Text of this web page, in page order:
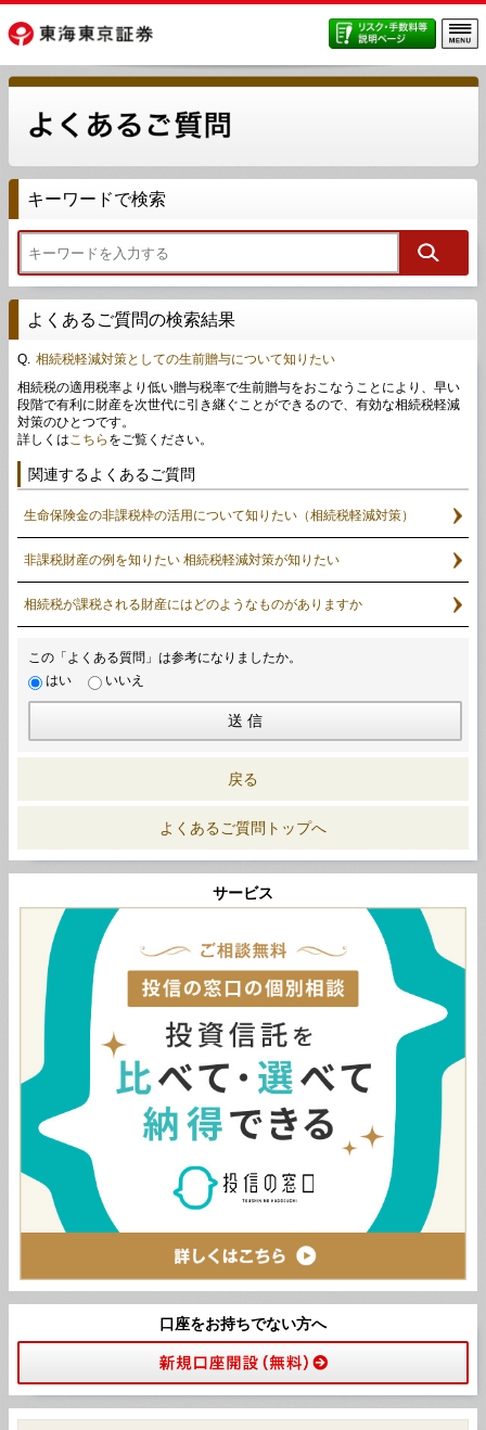
キーワードで検索
よくあるご質問の検索結果
Q. 相続税軽減対策としての生前贈与について知りたい
相続税の適用税率より低い贈与税率で生前贈与をおこなうことにより、早い
段階で有利に財産を次世代に引き継ぐことができるので、有効な相続税軽減
対策のひとつです。
詳しくはこちら をご覧ください。
関連するよくあるご質問
生命保険金の非課税枠の活用について知りたい（相続税軽減対策）
非課税財産の例を知りたい 相続税軽減対策が知りたい
相続税が課税される財産にはどのようなものがありますか
この「よくある質問」は参考になりましたか。
はい
いいえ
戻る
よくあるご質問トップへ
サービス
口座をお持ちでない方へ